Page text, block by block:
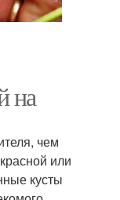
на
чем
или
кусты